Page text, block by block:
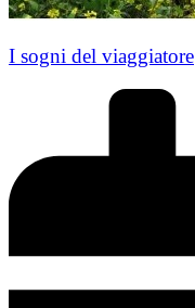
I sogni del viaggiatore